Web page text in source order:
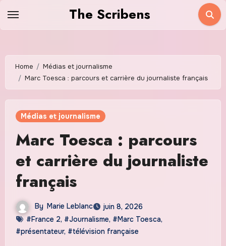
The Scribens
Home
Médias et journalisme
Marc Toesca : parcours et carrière du journaliste français
Médias et journalisme
Marc Toesca : parcours
et carrière du journaliste
français
By Marie Leblanc
juin 8, 2026
#France 2, #Journalisme, #Marc Toesca,
#présentateur, #télévision française